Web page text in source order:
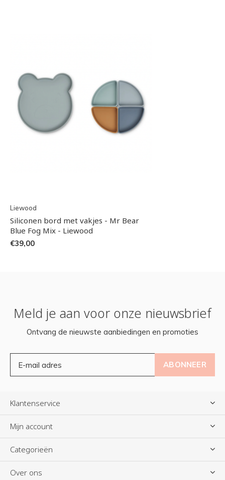
Liewood
Siliconen bord met vakjes - Mr Bear
Blue Fog Mix - Liewood
€39,00
Meld je aan voor onze nieuwsbrief
Ontvang de nieuwste aanbiedingen en promoties
ABONNEER
Klantenservice
Mijn account
Categorieën
Over ons